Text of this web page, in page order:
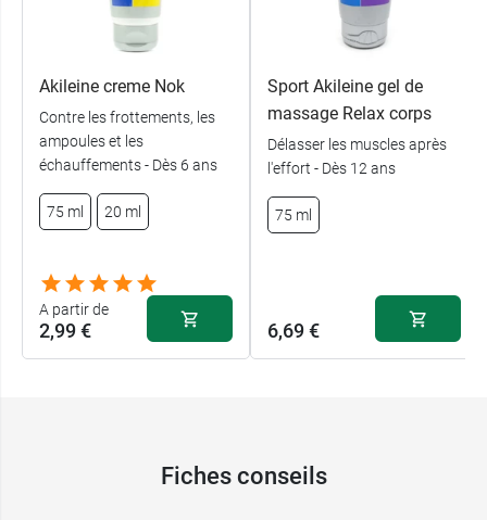
Akileine creme Nok
Contre les frottements, les
ampoules et les
échauffements - Dès 6 ans
75 ml 20 ml
A partir de
2,99 €
Sport Akileine gel de
massage Relax corps
Délasser les muscles après
l'effort - Dès 12 ans
75 ml
6,69 €
Fiches conseils